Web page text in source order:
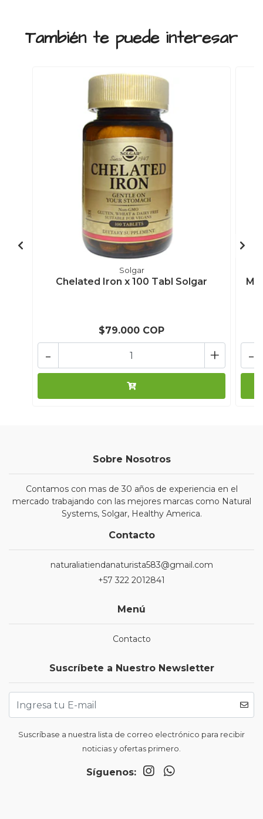
También te puede interesar
Solgar
Chelated Iron x 100 Tabl Solgar
$79.000 COP
+
- -
Sobre Nosotros
Contamos con mas de 30 años de experiencia en el
mercado trabajando con las mejores marcas como Natural
Systems, Solgar, Healthy America.
Contacto
naturaliatiendanaturista583@gmail.com
+57 322 2012841
Menú
Contacto
Suscríbete a Nuestro Newsletter
Suscríbase a nuestra lista de correo electrónico para recibir
noticias y ofertas primero.
Síguenos: